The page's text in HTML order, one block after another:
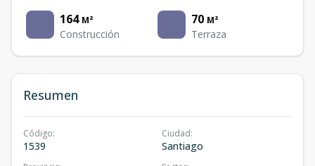
164 M²
Construcción
70 M²
Terraza
Resumen
Código:
1539
Ciudad:
Santiago